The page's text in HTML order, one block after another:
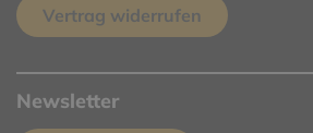
Vertrag widerrufen
Newsletter